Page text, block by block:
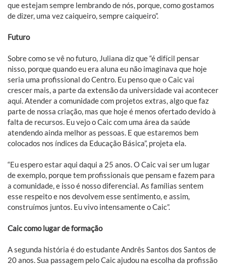
que estejam sempre lembrando de nós, porque, como gostamos
de dizer, uma vez caiqueiro, sempre caiqueiro”.
Futuro
Sobre como se vê no futuro, Juliana diz que “é difícil pensar
nisso, porque quando eu era aluna eu não imaginava que hoje
seria uma profissional do Centro. Eu penso que o Caic vai
crescer mais, a parte da extensão da universidade vai acontecer
aqui. Atender a comunidade com projetos extras, algo que faz
parte de nossa criação, mas que hoje é menos ofertado devido à
falta de recursos. Eu vejo o Caic com uma área da saúde
atendendo ainda melhor as pessoas. E que estaremos bem
colocados nos índices da Educação Básica”, projeta ela.
“Eu espero estar aqui daqui a 25 anos. O Caic vai ser um lugar
de exemplo, porque tem profissionais que pensam e fazem para
a comunidade, e isso é nosso diferencial. As famílias sentem
esse respeito e nos devolvem esse sentimento, e assim,
construímos juntos. Eu vivo intensamente o Caic”.
Caic como lugar de formação
A segunda história é do estudante Andrês Santos dos Santos de
20 anos. Sua passagem pelo Caic ajudou na escolha da profissão